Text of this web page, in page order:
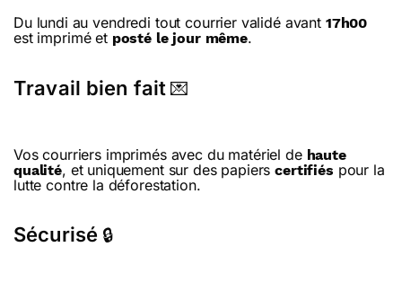
Du lundi au vendredi tout courrier validé avant 17h00
est imprimé et posté le jour même.
Travail bien fait 💌
Vos courriers imprimés avec du matériel de haute
qualité, et uniquement sur des papierscertifiés pour la
lutte contre la déforestation.
Sécurisé 🔒